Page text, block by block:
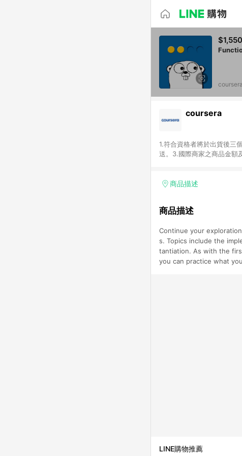
$1,550
coursera
coursera
1.符合資格者將於出貨後三
送。3.國際商家之商品金額
即點數回饋計算並非以
商品描述
商品描述
Continue your
s. Topics include the
tantiation. As with the
you can practice what
LINE購物推薦